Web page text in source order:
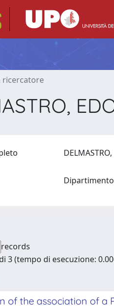
ricercatore
records
3 (tempo di esecuzione:
of the association of a